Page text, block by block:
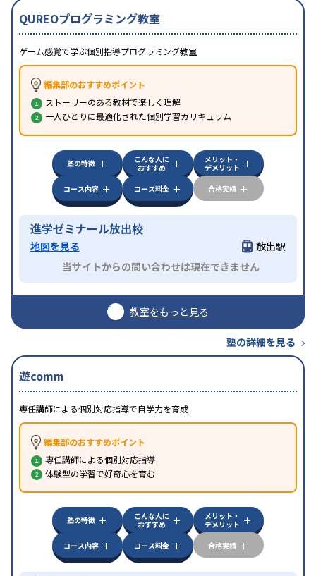
QUREOプログラミング教室
ゲーム感覚で学ぶ個別指導プログラミング教室
編集部のおすすめポイント
ストーリーのある教材で楽しく理解
一人ひとりに最適化された個別学習カリキュラム
塾の特徴
こんな人に
おすすめ
メリット・
デメリット
コース内容
コース料金 合格実績
進学ゼミナール放出校
地図を見る
放出駅
当サイトからの問い合わせは現在できません
教室をもっと見る
塾の詳細を見る
遊comm
専任講師による個別対応指導で自学力を育成
編集部のおすすめポイント
専任講師による個別対応指導
体験型の学習で好奇心を育む
塾の特徴
こんな人に
おすすめ
メリット・
デメリット
コース内容
コース料金 合格実績